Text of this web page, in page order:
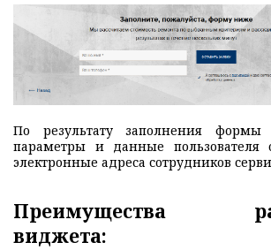
По результату заполнения
параметры и данные пользователя
электронные адреса сотрудников
Преимущества
виджета: